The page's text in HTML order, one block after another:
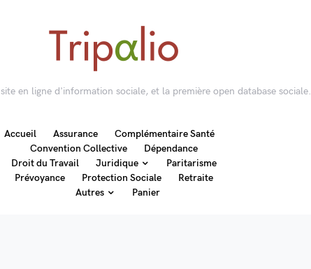
en ligne d'information sociale, et la première open database sociale.
Accueil Assurance
Complémentaire Santé
Convention Collective
Dépendance
Droit du Travail
Juridique
Paritarisme
Prévoyance
Protection Sociale
Retraite
Autres
Panier